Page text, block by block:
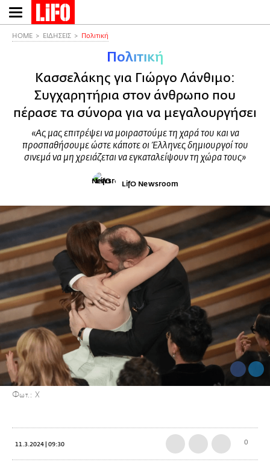
Παράκαμψη
προς
HOME ΕΙΔΗΣΕΙΣ Πολιτική
Πολιτική
Κασσελάκης για Γιώργο Λάνθιμο:
Συγχαρητήρια στον άνθρωπο που
πέρασε τα σύνορα για να μεγαλουργήσει
«Ας μας επιτρέψει να μοιραστούμε τη χαρά του και να
προσπαθήσουμε ώστε κάποτε οι Έλληνες δημιουργοί του
σινεμά να μη χρειάζεται να εγκαταλείψουν τη χώρα τους»
LifO Newsroom
Φωτ.: Χ
11.3.2024 | 09:30 0